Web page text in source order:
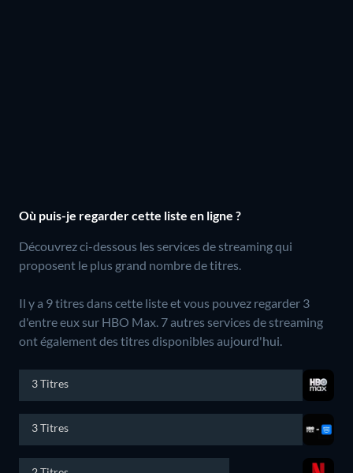
Où puis-je regarder cette liste en ligne ?
Découvrez ci-dessous les services de streaming qui
proposent le plus grand nombre de titres.
Il y a 9 titres dans cette liste et vous pouvez regarder 3
d'entre eux sur HBO Max. 7 autres services de streaming
ont également des titres disponibles aujourd'hui.
3 Titres
3 Titres